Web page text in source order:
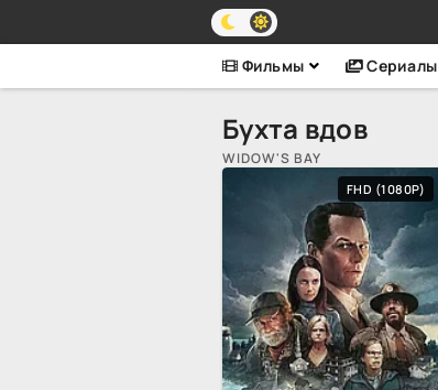
Фильмы Сериалы
Бухта вдов
WIDOW'S BAY
FHD (1080P)